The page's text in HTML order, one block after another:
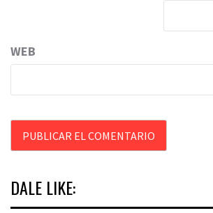
WEB
DALE LIKE: